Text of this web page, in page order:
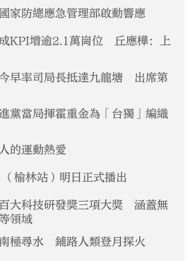
家防總應急管理部啟動響應
KPI增逾2.1萬崗位 丘應樺：上
早率司局長抵達九龍塘 出席第
黨當局揮霍重金為「台獨」編織
的運動熱愛
（榆林站）明日正式播出
大科技研發獎三項大獎 涵蓋無
領域
極尋水 鋪路人類登月探火